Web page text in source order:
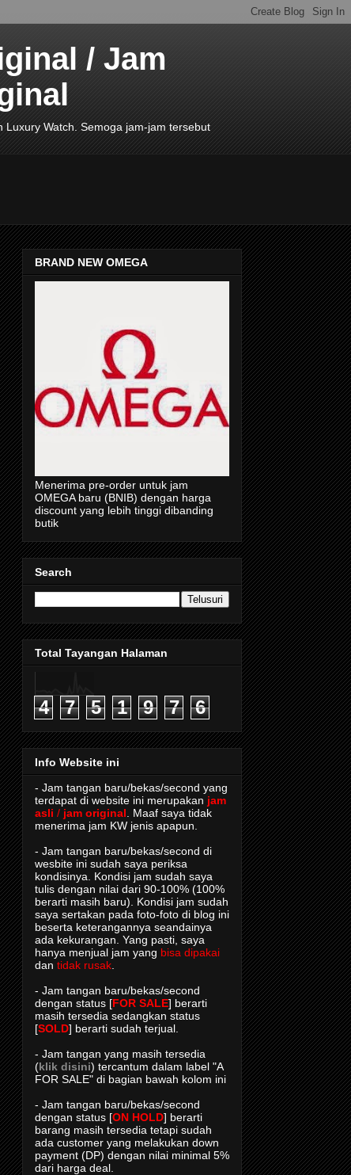
/ Jam
Watch. Semoga jam-jam tersebut
BRAND NEW OMEGA
Menerima pre-order untuk jam
OMEGA baru (BNIB) dengan harga
discount yang lebih tinggi dibanding
butik
Search
Total Tayangan Halaman
4 7 5 1 9 7 6
Info Website ini
- Jam tangan baru/bekas/second yang
terdapat di website ini merupakan jam
asli / jam original . Maaf saya tidak
menerima jam KW jenis apapun.
- Jam tangan baru/bekas/second di
wesbite ini sudah saya periksa
kondisinya. Kondisi jam sudah saya
tulis dengan nilai dari 90-100% (100%
berarti masih baru). Kondisi jam sudah
saya sertakan pada foto-foto di blog ini
beserta keterangannya seandainya
ada kekurangan. Yang pasti, saya
hanya menjual jam yang bisa dipakai
dan tidak rusak
- Jam tangan baru/bekas/second
dengan status [FOR SALE] berarti
masih tersedia sedangkan status
[SOLD] berarti sudah terjual.
- Jam tangan yang masih tersedia
(klik disini) tercantum dalam label "A
FOR SALE" di bagian bawah kolom ini
- Jam tangan baru/bekas/second
dengan status [ON HOLD] berarti
barang masih tersedia tetapi sudah
ada customer yang melakukan down
payment (DP) dengan nilai minimal 5%
dari harga deal.